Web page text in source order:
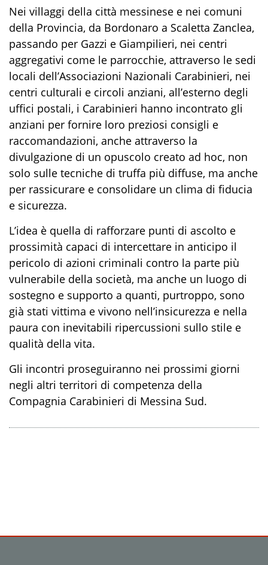
Nei villaggi della città messinese e nei comuni
della Provincia, da Bordonaro a Scaletta Zanclea,
passando per Gazzi e Giampilieri, nei centri
aggregativi come le parrocchie, attraverso le sedi
locali dell’Associazioni Nazionali Carabinieri, nei
centri culturali e circoli anziani, all’esterno degli
uffici postali, i Carabinieri hanno incontrato gli
anziani per fornire loro preziosi consigli e
raccomandazioni, anche attraverso la
divulgazione di un opuscolo creato ad hoc, non
solo sulle tecniche di truffa più diffuse, ma anche
per rassicurare e consolidare un clima di fiducia
e sicurezza.
L’idea è quella di rafforzare punti di ascolto e
prossimità capaci di intercettare in anticipo il
pericolo di azioni criminali contro la parte più
vulnerabile della società, ma anche un luogo di
sostegno e supporto a quanti, purtroppo, sono
già stati vittima e vivono nell’insicurezza e nella
paura con inevitabili ripercussioni sullo stile e
qualità della vita.
Gli incontri proseguiranno nei prossimi giorni
negli altri territori di competenza della
Compagnia Carabinieri di Messina Sud.